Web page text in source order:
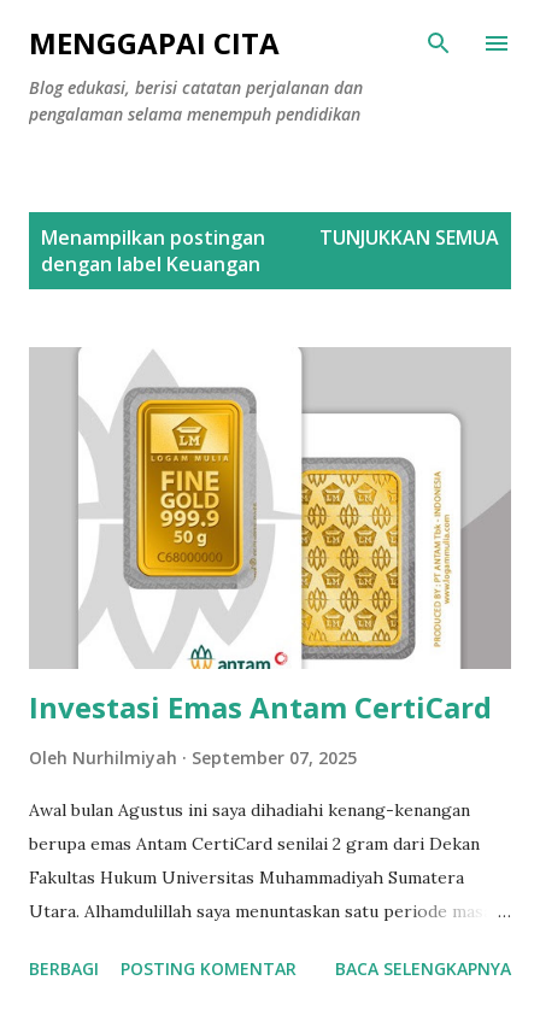
Langsung ke konten utama
MENGGAPAI CITA
Blog edukasi, berisi catatan perjalanan dan
pengalaman selama menempuh pendidikan
Menampilkan postingan
dengan label Keuangan
TUNJUKKAN SEMUA
Investasi Emas Antam CertiCard
Oleh Nurhilmiyah September 07, 2025
Awal bulan Agustus ini saya dihadiahi kenang-kenangan
berupa emas Antam CertiCard senilai 2 gram dari Dekan
Fakultas Hukum Universitas Muhammadiyah Sumatera
Utara. Alhamdulillah saya menuntaskan satu periode masa
Perdata (setara Ketua Jurusan), 2021-2025. Tentunya hal ini
BERBAGI POSTING KOMENTAR BACA SELENGKAPNYA